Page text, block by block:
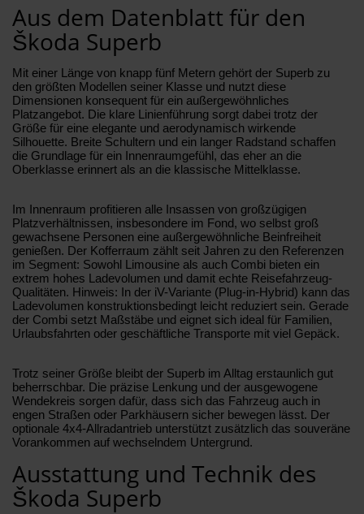
Aus dem Datenblatt für den
Škoda Superb
Mit einer Länge von knapp fünf Metern gehört der Superb zu
den größten Modellen seiner Klasse und nutzt diese
Dimensionen konsequent für ein außergewöhnliches
Platzangebot. Die klare Linienführung sorgt dabei trotz der
Größe für eine elegante und aerodynamisch wirkende
Silhouette. Breite Schultern und ein langer Radstand schaffen
die Grundlage für ein Innenraumgefühl, das eher an die
Oberklasse erinnert als an die klassische Mittelklasse.
Im Innenraum profitieren alle Insassen von großzügigen
Platzverhältnissen, insbesondere im Fond, wo selbst groß
gewachsene Personen eine außergewöhnliche Beinfreiheit
genießen. Der Kofferraum zählt seit Jahren zu den Referenzen
im Segment: Sowohl Limousine als auch Combi bieten ein
extrem hohes Ladevolumen und damit echte Reisefahrzeug-
Qualitäten. Hinweis: In der iV-Variante (Plug-in-Hybrid) kann das
Ladevolumen konstruktionsbedingt leicht reduziert sein. Gerade
der Combi setzt Maßstäbe und eignet sich ideal für Familien,
Urlaubsfahrten oder geschäftliche Transporte mit viel Gepäck.
Trotz seiner Größe bleibt der Superb im Alltag erstaunlich gut
beherrschbar. Die präzise Lenkung und der ausgewogene
Wendekreis sorgen dafür, dass sich das Fahrzeug auch in
engen Straßen oder Parkhäusern sicher bewegen lässt. Der
optionale 4x4-Allradantrieb unterstützt zusätzlich das souveräne
Vorankommen auf wechselndem Untergrund.
Ausstattung und Technik des
Škoda Superb